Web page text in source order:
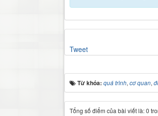
Tweet
Từ khóa: quá trình, cơ quan,
Tổng số điểm của bài viết là: 0